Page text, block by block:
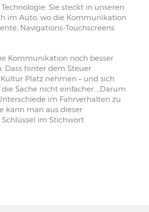
Sie steckt in unseren
im Auto, wo die Kommunikation
Navigations-Touchscreens
Kommunikation noch besser
Dass hinter dem Steuer
Platz nehmen – und sich
Sache nicht einfacher. „Darum
im Fahrverhalten zu
kann man aus dieser
im Stichwort